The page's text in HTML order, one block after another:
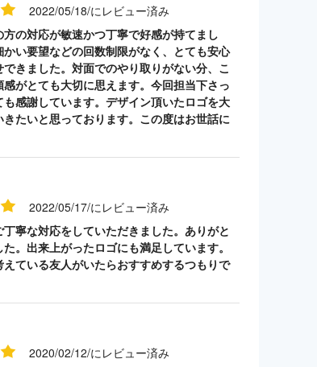
2022/05/18/にレビュー済み
の対応が敏速かつ丁寧で好感が持てまし
い要望などの回数制限がなく、とても安心
できました。対面でのやり取りがない分、こ
がとても大切に思えます。今回担当下さっ
感謝しています。デザイン頂いたロゴを大
たいと思っております。この度はお世話に
2022/05/17/にレビュー済み
丁寧な対応をしていただきました。ありがと
。出来上がったロゴにも満足しています。
えている友人がいたらおすすめするつもりで
2020/02/12/にレビュー済み